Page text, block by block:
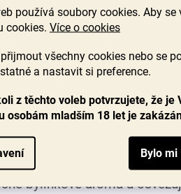
používá soubory cookies. Aby
cookies. Více o cookies
všechny cookies nebo se
a nastavit si preference.
z těchto voleb potvrzujete, že je
osobám mladším 18 let je
víno
které jsem mezi
lahev z Bordeaux nabízí v
víno
nealkoholické víno,
zážitek z lehkého
bylinkové aroma a